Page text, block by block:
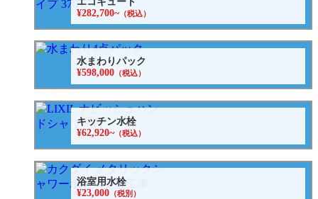
¥282,700~（税込）
水まわりパック
¥598,000 （税込）
キッチン水栓
¥62,920~（税込）
浴室用水栓
¥23,000 （税別）